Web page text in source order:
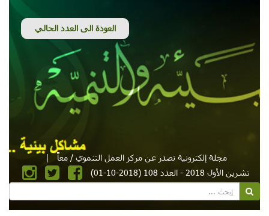
مجلة إلكترونية تصدر عن مركز العمل التنموي / معاً
|
تشرين الأول 2018 - العدد 108 (2018-10-01)